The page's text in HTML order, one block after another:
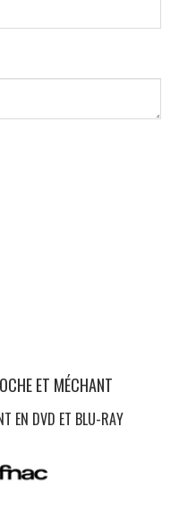
ET MÉCHANT
EN DVD ET BLU-RAY